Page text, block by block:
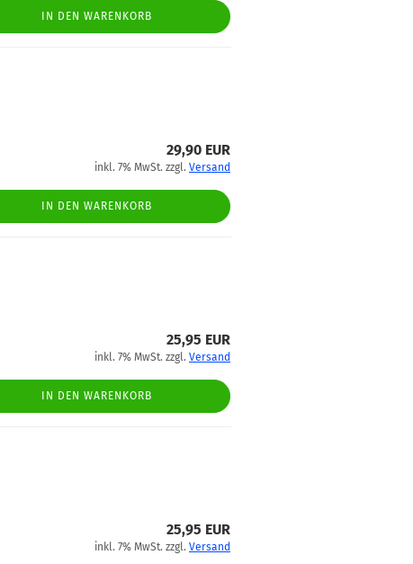
IN DEN WARENKORB
29,90 EUR
inkl. 7% MwSt. zzgl. Versand
IN DEN WARENKORB
25,95 EUR
inkl. 7% MwSt. zzgl. Versand
IN DEN WARENKORB
25,95 EUR
inkl. 7% MwSt. zzgl. Versand